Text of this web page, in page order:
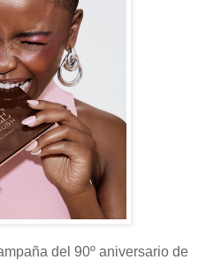
del 90º aniversario de